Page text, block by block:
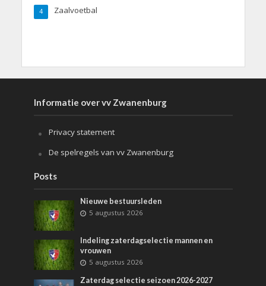
Zaalvoetbal
4
Informatie over vv Zwanenburg
Privacy statement
De spelregels van vv Zwanenburg
Posts
Nieuwe bestuursleden
5 augustus 2026
Indeling zaterdagselectie mannen en
vrouwen
5 augustus 2026
Zaterdag selectie seizoen 2026-2027